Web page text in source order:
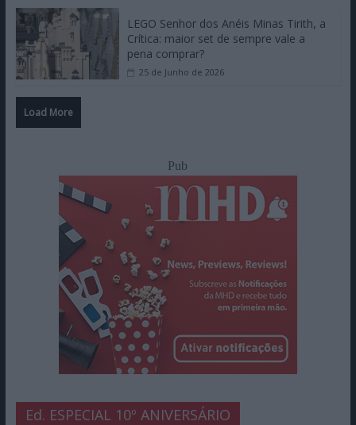
LEGO Senhor dos Anéis Minas Tirith, a
Crítica: maior set de sempre vale a
pena comprar?
25 de Junho de 2026
Load More
Pub
Ed. ESPECIAL 10º ANIVERSÁRIO